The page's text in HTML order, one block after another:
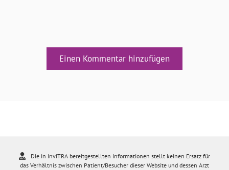
Einen Kommentar hinzufügen
Die in inviTRA bereitgestellten Informationen stellt keinen Ersatz für
das Verhältnis zwischen Patient/Besucher dieser Website und dessen Arzt